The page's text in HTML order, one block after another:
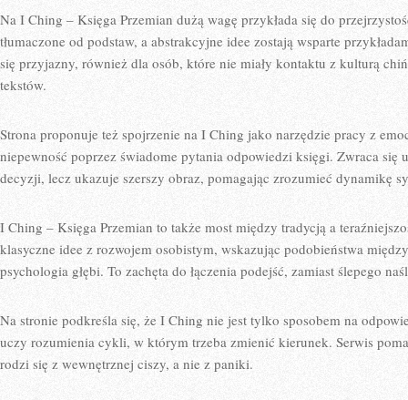
Na I Ching – Księga Przemian dużą wagę przykłada się do
tłumaczone od podstaw, a abstrakcyjne idee zostają wsparte
się przyjazny, również dla osób, które nie miały kontaktu z kulturą
tekstów.
Strona proponuje też spojrzenie na I Ching jako narzędzie pracy z
niepewność poprzez świadome pytania odpowiedzi księgi. Zwraca się
decyzji, lecz ukazuje szerszy obraz, pomagając zrozumieć dynamikę
I Ching – Księga Przemian to także most między tradycją a
klasyczne idee z rozwojem osobistym, wskazując podobieństwa
psychologia głębi. To zachęta do łączenia podejść, zamiast ślepego
Na stronie podkreśla się, że I Ching nie jest tylko sposobem na
uczy rozumienia cykli, w którym trzeba zmienić kierunek. Serwis
rodzi się z wewnętrznej ciszy, a nie z paniki.